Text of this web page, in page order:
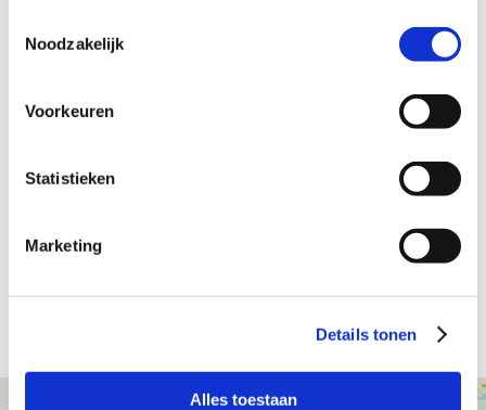
Noodzakelijk
Voorkeuren
Statistieken
Marketing
Details tonen
Alles toestaan
9 Verdacht van geweldpleging
9 Verdacht van drugsdelict
9 Verdacht van zedendelict
9 Verdacht van vandalisme
9 Verdacht van stalking
Dagvaarding rijden onder invloed